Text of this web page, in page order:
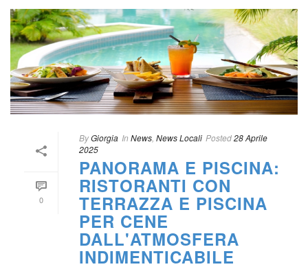
0
ByGiorgia In New News Locali Posted28 Aprile
2025
PANORAMA E PISCINA:
RISTORANTI CON
TERRAZZA E PISCINA
PER CENE
DALL'ATMOSFERA
INDIMENTICABILE